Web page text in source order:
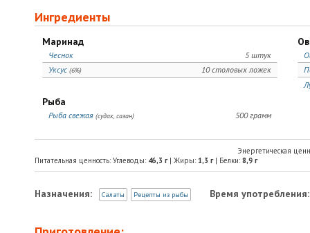
Ингредиенты
Маринад
5 штук
Чеснок
10 столовых ложек
Уксус (6%)
Рыба
500 грамм
Рыба свежая (судак, сазан)
Энергетическая
Питательная ценность: Углеводы: 46,3 г| Жиры: 1,3 г| Белки: 8,9 г
Назначения: Салаты Рецепты из рыбы Время употребления: